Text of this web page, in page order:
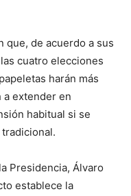
que, de acuerdo a sus
cuatro elecciones
harán más
extender en
habitual si se
Presidencia, Álvaro
establece la